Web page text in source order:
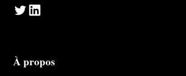
À propos